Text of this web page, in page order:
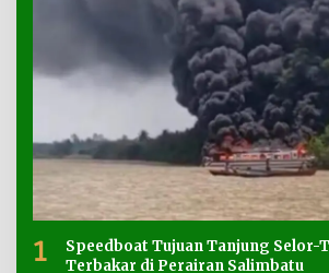
1
Speedboat Tujuan Tanjung Selor-
Terbakar di Perairan Salimbatu